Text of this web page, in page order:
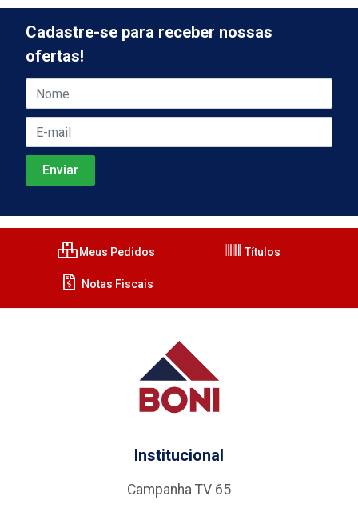
Cadastre-se para receber nossas
ofertas!
Meus Pedidos Títulos
Notas Fiscais
Institucional
Campanha TV 65